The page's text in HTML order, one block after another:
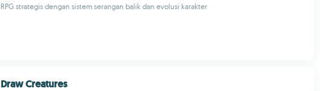
RPG strategis dengan sistem serangan balik dan evolusi karakter
Draw Creatures